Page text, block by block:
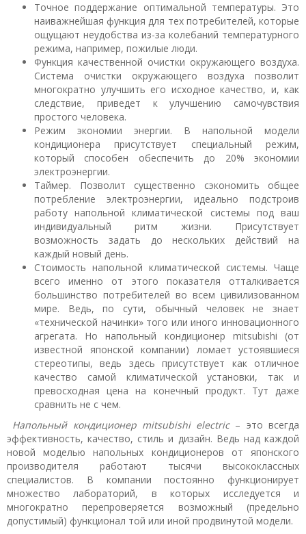
Точное поддержание оптимальной температуры. Это
наиважнейшая функция для тех потребителей, которые
ощущают неудобства из-за колебаний температурного
режима, например, пожилые люди.
Функция качественной очистки окружающего воздуха.
Система очистки окружающего воздуха позволит
многократно улучшить его исходное качество, и, как
следствие, приведет к улучшению самочувствия
простого человека.
Режим экономии энергии. В напольной модели
кондиционера присутствует специальный режим,
который способен обеспечить до 20% экономии
электроэнергии.
Таймер. Позволит существенно сэкономить общее
потребление электроэнергии, идеально подстроив
работу напольной климатической системы под ваш
индивидуальный ритм жизни. Присутствует
возможность задать до нескольких действий на
каждый новый день.
Стоимость напольной климатической системы. Чаще
всего именно от этого показателя отталкивается
большинство потребителей во всем цивилизованном
мире. Ведь, по сути, обычный человек не знает
«технической начинки» того или иного инновационного
агрегата. Но напольный кондиционер mitsubishi (от
известной японской компании) ломает устоявшиеся
стереотипы, ведь здесь присутствует как отличное
качество самой климатической установки, так и
превосходная цена на конечный продукт. Тут даже
сравнить не с чем.
Напольный кондиционер mitsubishi electric– это всегда
эффективность, качество, стиль и дизайн. Ведь над каждой
новой моделью напольных кондиционеров от японского
производителя работают тысячи высококлассных
специалистов. В компании постоянно функционирует
множество лабораторий, в которых исследуется и
многократно перепроверяется возможный (предельно
допустимый) функционал той или иной продвинутой модели.